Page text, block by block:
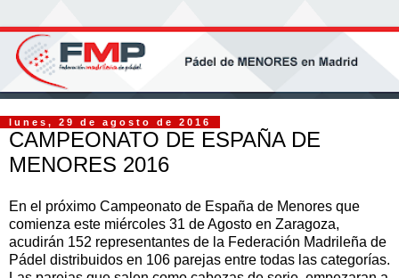
lunes, 29 de agosto de 2016
CAMPEONATO DE ESPAÑA DE
MENORES 2016
En el próximo Campeonato de España de Menores que
comienza este miércoles 31 de Agosto en Zaragoza,
acudirán 152 representantes de la Federación Madrileña de
Pádel distribuidos en 106 parejas entre todas las categorías.